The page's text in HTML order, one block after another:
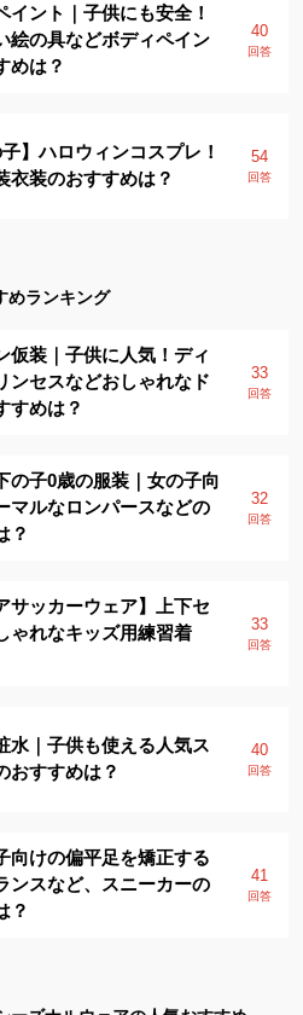
イント｜子供にも安全！
絵の具などボディペイン
めは？
40
回答
子】ハロウィンコスプレ！
衣装のおすすめは？
54
回答
めランキング
仮装｜子供に人気！ディ
ンセスなどおしゃれなド
すめは？
33
回答
の子0歳の服装｜女の子向
マルなロンパースなどの
？
32
回答
サッカーウェア】上下セ
ゃれなキッズ用練習着
33
回答
水｜子供も使える人気ス
おすすめは？
40
回答
向けの偏平足を矯正する
ンスなど、スニーカーの
？
41
回答